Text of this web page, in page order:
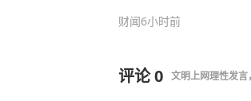
财闻6小时前
评论0 文明上网理性发言